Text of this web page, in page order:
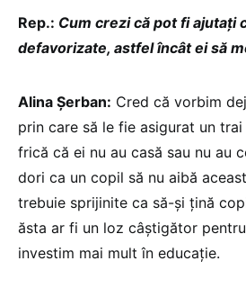
Rep.: Cum crezi că pot fi ajutați
defavorizate, astfel încât ei să
Alina Șerban: Cred că vorbim
prin care să le fie asigurat un
frică că ei nu au casă sau nu au
dori ca un copil să nu aibă
trebuie sprijinite ca să-și țină
ăsta ar fi un loz câștigător pentru
investim mai mult în educație.